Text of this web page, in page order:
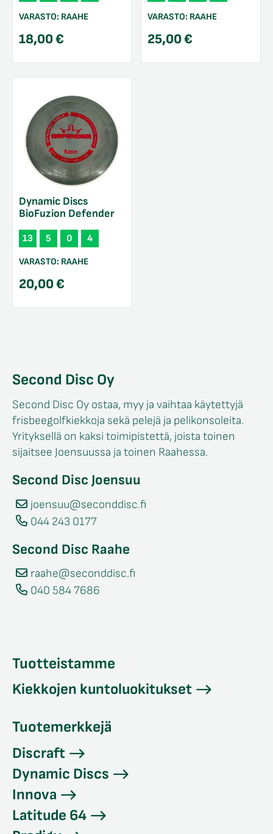
VARASTO: RAAHE
18,00€
VARASTO: RAAHE
25,00€
Dynamic Discs
BioFuzion Defender
13 5 0 4
VARASTO: RAAHE
20,00€
Second Disc Oy
Second Disc Oy ostaa, myy ja vaihtaa käytettyjä
frisbeegolfkiekkoja sekä pelejä ja pelikonsoleita.
Yrityksellä on kaksi toimipistettä, joista toinen
sijaitsee Joensuussa ja toinen Raahessa.
Second Disc Joensuu
joensuu@seconddisc.fi
044 243 0177
Second Disc Raahe
raahe@seconddisc.fi
040 584 7686
Tuotteistamme
Kiekkojen kuntoluokitukset
Tuotemerkkejä
Discraft
Dynamic Discs
Innova
Latitude 64